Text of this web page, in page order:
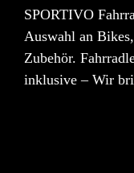
SPORTIVO
Auswahl an
Zubehör.
inklusive – Wir